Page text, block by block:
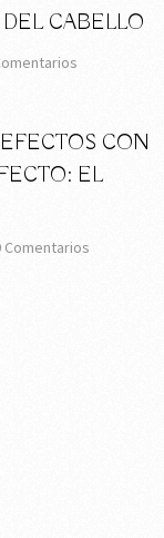
CABELLO
CON
EL
Comentarios